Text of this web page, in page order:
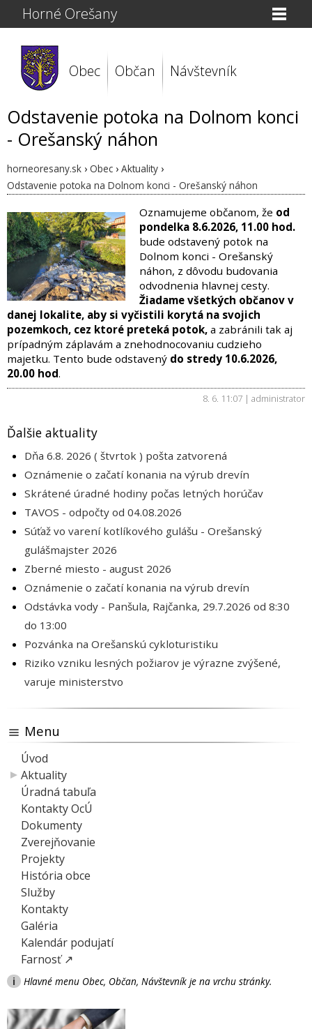
Horné Orešany
Obec Občan Návštevník
Odstavenie potoka na Dolnom konci
- Orešanský náhon
horneoresany.sk › Obec › Aktuality ›
Odstavenie potoka na Dolnom konci - Orešanský náhon
Oznamujeme občanom, že od
pondelka 8.6.2026, 11.00 hod.
bude odstavený potok na
Dolnom konci - Orešanský
náhon, z dôvodu budovania
odvodnenia hlavnej cesty.
Žiadame všetkých občanov v
danej lokalite, aby si vyčistili korytá na svojich
pozemkoch, cez ktoré preteká potok, a zabránili tak aj
prípadným záplavám a znehodnocovaniu cudzieho
majetku. Tento bude odstavený do stredy 10.6.2026,
20.00 hod.
8. 6. 11:07 | administrator
Ďalšie aktuality
Dňa 6.8. 2026 ( štvrtok ) pošta zatvorená
Oznámenie o začatí konania na výrub drevín
Skrátené úradné hodiny počas letných horúčav
TAVOS - odpočty od 04.08.2026
Súťaž vo varení kotlíkového gulášu - Orešanský
gulášmajster 2026
Zberné miesto - august 2026
Oznámenie o začatí konania na výrub drevín
Odstávka vody - Panšula, Rajčanka, 29.7.2026 od 8:30
do 13:00
Pozvánka na Orešanskú cykloturistiku
Riziko vzniku lesných požiarov je výrazne zvýšené,
varuje ministerstvo
Menu
Úvod
Aktuality
Úradná tabuľa
Kontakty OcÚ
Dokumenty
Zverejňovanie
Projekty
História obce
Služby
Kontakty
Galéria
Kalendár podujatí
Farnosť ↗
i Hlavné menu Obec, Občan, Návštevník je na vrchu stránky.